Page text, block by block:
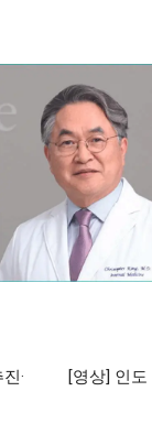
·
[영상] 인